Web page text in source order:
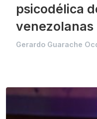
psicodélica
venezolanas
Gerardo Guarache